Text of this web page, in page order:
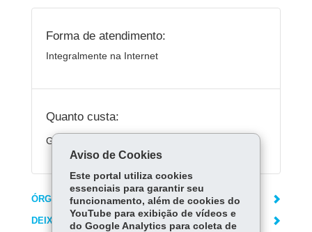
Forma de atendimento:
Integralmente na Internet
Quanto custa:
Gratuito.
ÓRGÃO RESPONSÁVEL
DEIXE SUA OPINIÃO
Aviso de Cookies
Este portal utiliza cookies
essenciais para garantir seu
funcionamento, além de cookies do
YouTube para exibição de vídeos e
do Google Analytics para coleta de